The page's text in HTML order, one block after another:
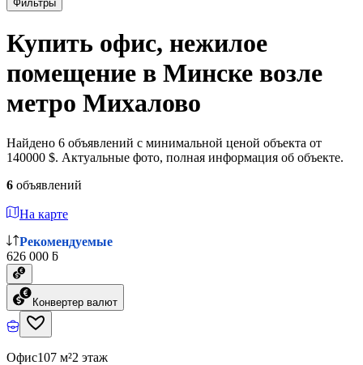
Фильтры
Купить офис, нежилое
помещение в Минске возле
метро Михалово
Найдено 6 объявлений с минимальной ценой объекта от
140000 $. Актуальные фото, полная информация об объекте.
6 объявлений
На карте
Рекомендуемые
626 000 ƃ
Конвертер валют
Офис107 м²2 этаж